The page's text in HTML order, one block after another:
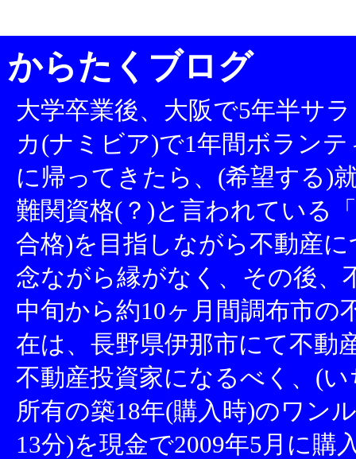
からたくブログ
大学卒業後、大阪で5年半サ
カ(ナミビア)で1年間ボラン
に帰ってきたら、(希望する)
難関資格(？)と言われている
合格)を目指しながら不動産
念ながら縁がなく、その後、
中旬から約10ヶ月間調布市の
在は、長野県伊那市にて不動
不動産投資家になるべく、(
所有の築18年(購入時)のワン
13分)を現金で2009年5月に購